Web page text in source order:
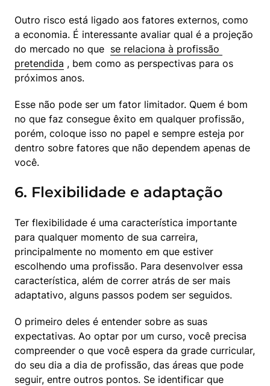
Outro risco está ligado aos fatores externos, como
a economia. É interessante avaliar qual é a projeção
do mercado no que se relaciona à profissão
pretendida , bem como as perspectivas para os
próximos anos.
Esse não pode ser um fator limitador. Quem é bom
no que faz consegue êxito em qualquer profissão,
porém, coloque isso no papel e sempre esteja por
dentro sobre fatores que não dependem apenas de
você.
6. Flexibilidade e adaptação
Ter flexibilidade é uma característica importante
para qualquer momento de sua carreira,
principalmente no momento em que estiver
escolhendo uma profissão. Para desenvolver essa
característica, além de correr atrás de ser mais
adaptativo, alguns passos podem ser seguidos.
O primeiro deles é entender sobre as suas
expectativas. Ao optar por um curso, você precisa
compreender o que você espera da grade curricular,
do seu dia a dia de profissão, das áreas que pode
seguir, entre outros pontos. Se identificar que